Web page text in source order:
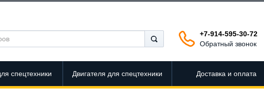
+7-914-595-30-72
Обратный звонок
спецтехники Двигателя для спецтехники Доставка и оплата